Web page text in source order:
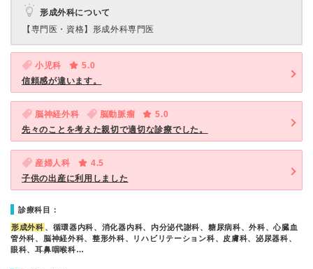
形成外科について
【専門医・資格】 形成外科専門医
小児科
5.0
信頼感が違います。
脳神経外科 脳動脈瘤
5.0
先々のことを考えた親切で適切な診療でした。
産婦人科
4.5
子供の出産に利用しました
診療科目：
形成外科 、循環器内科、消化器内科、内分泌代謝科、糖尿病科、外科、心臓血
管外科、脳神経外科、整形外科、リハビリテーション科、皮膚科、泌尿器科、
眼科、耳鼻咽喉科…